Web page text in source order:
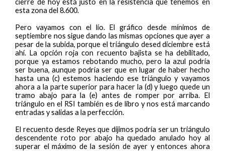
esta zona del 8.600.
Pero vayamos con el lío. El gráfico desde mínimos de
septiembre nos sigue dando las mismas opciones que ayer a
pesar de la subida, porque el triángulo desed diciembre está
ahí. La opción roja con recuento bajista se ha debilitado,
porque ya estamos rebotando mucho, pero la azul podría
ser buena, aunque podría ser que en lugar de haber hecho
hasta una (c) estemos haciendo ese triángulo y vayamos
ahora a la parte superior para hacer la (d) y luego quede un
tramo abajo para la (e) antes de romper por arriba. El
triángulo en el RSI también es de libro y nos está marcando
entradas y salidas a la perfección.
El recuento desde Reyes que dijimos podría ser un triángulo
descendente roto por abajo ha quedado anulado hoy al
superar el máximo de la sesión de ayer y entonces ahora